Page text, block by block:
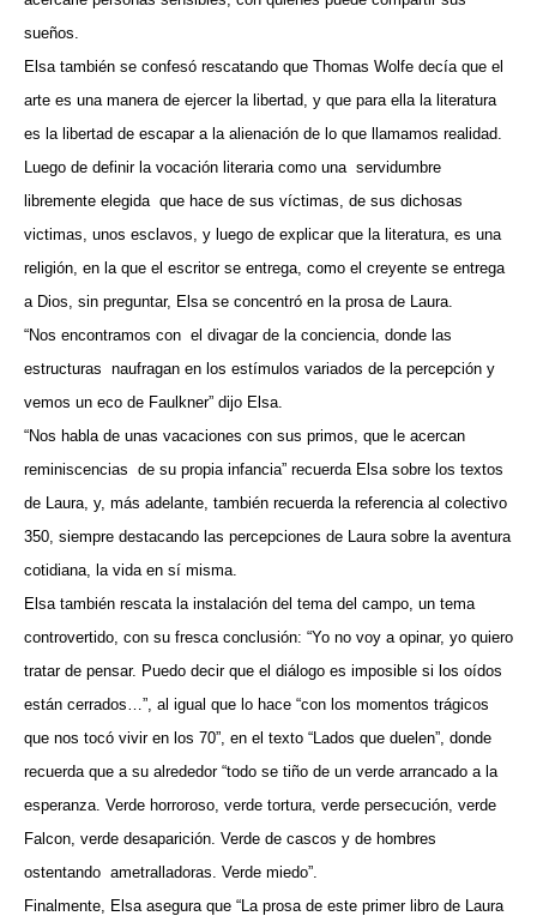
sueños.
Elsa también se confesó rescatando que Thomas Wolfe decía que el
arte es una manera de ejercer la libertad, y que para ella la literatura
es la libertad de escapar a la alienación de lo que llamamos realidad.
Luego de definir la vocación literaria como una servidumbre
libremente elegida que hace de sus víctimas, de sus dichosas
victimas, unos esclavos, y luego de explicar que la literatura, es una
religión, en la que el escritor se entrega, como el creyente se entrega
a Dios, sin preguntar, Elsa se concentró en la prosa de Laura.
“Nos encontramos con el divagar de la conciencia, donde las
estructuras naufragan en los estímulos variados de la percepción y
vemos un eco de Faulkner” dijo Elsa.
“Nos habla de unas vacaciones con sus primos, que le acercan
reminiscencias de su propia infancia” recuerda Elsa sobre los textos
de Laura, y, más adelante, también recuerda la referencia al colectivo
350, siempre destacando las percepciones de Laura sobre la aventura
cotidiana, la vida en sí misma.
Elsa también rescata la instalación del tema del campo, un tema
controvertido, con su fresca conclusión: “Yo no voy a opinar, yo quiero
tratar de pensar. Puedo decir que el diálogo es imposible si los oídos
están cerrados…”, al igual que lo hace “con los momentos trágicos
que nos tocó vivir en los 70”, en el texto “Lados que duelen”, donde
recuerda que a su alrededor “todo se tiño de un verde arrancado a la
esperanza. Verde horroroso, verde tortura, verde persecución, verde
Falcon, verde desaparición. Verde de cascos y de hombres
ostentando ametralladoras. Verde miedo”.
Finalmente, Elsa asegura que “La prosa de este primer libro de Laura